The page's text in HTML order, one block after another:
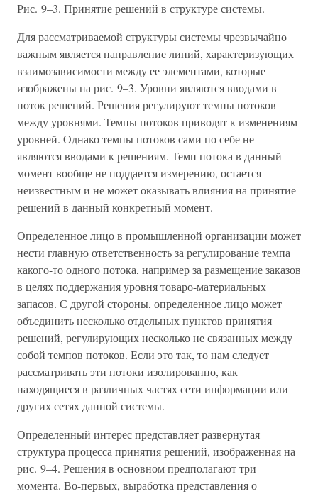
Рис. 9–3. Принятие решений в структуре системы.
Для рассматриваемой структуры системы чрезвычайно
важным является направление линий, характеризующих
взаимозависимости между ее элементами, которые
изображены на рис. 9–3. Уровни являются вводами в
поток решений. Решения регулируют темпы потоков
между уровнями. Темпы потоков приводят к изменениям
уровней. Однако темпы потоков сами по себе не
являются вводами к решениям. Темп потока в данный
момент вообще не поддается измерению, остается
неизвестным и не может оказывать влияния на принятие
решений в данный конкретный момент.
Определенное лицо в промышленной организации может
нести главную ответственность за регулирование темпа
какого-то одного потока, например за размещение заказов
в целях поддержания уровня товаро-материальных
запасов. С другой стороны, определенное лицо может
объединить несколько отдельных пунктов принятия
решений, регулирующих несколько не связанных между
собой темпов потоков. Если это так, то нам следует
рассматривать эти потоки изолированно, как
находящиеся в различных частях сети информации или
других сетях данной системы.
Определенный интерес представляет развернутая
структура процесса принятия решений, изображенная на
рис. 9–4. Решения в основном предполагают три
момента. Во-первых, выработка представления о